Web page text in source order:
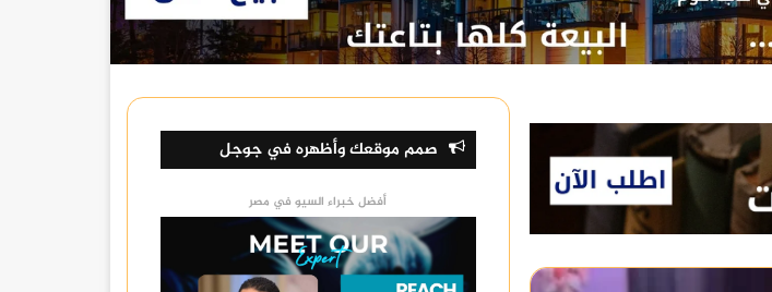
صمم موقعك وأظهره في جوجل
أفضل خبراء السيو في مصر